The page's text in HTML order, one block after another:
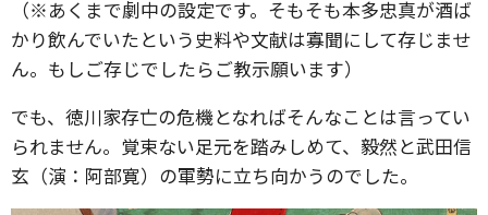
（※あくまで劇中の設定です。そもそも本多忠真が酒ば
かり飲んでいたという史料や文献は寡聞にして存じませ
ん。もしご存じでしたらご教示願います）
でも、徳川家存亡の危機となればそんなことは言ってい
られません。覚束ない足元を踏みしめて、毅然と武田信
玄（演：阿部寛）の軍勢に立ち向かうのでした。